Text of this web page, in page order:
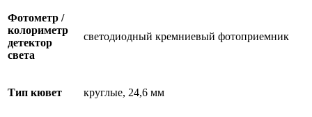
Фотометр /
колориметр
детектор
света
светодиодный кремниевый фотоприемник
Тип кювет круглые, 24,6 мм